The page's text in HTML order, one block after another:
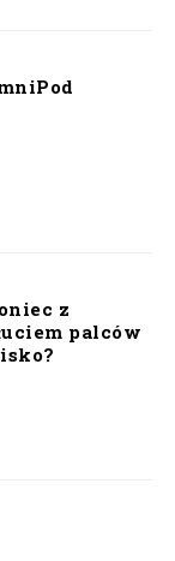
z
palców